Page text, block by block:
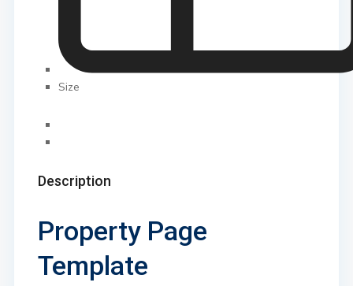
Size
Description
Property Page
Template